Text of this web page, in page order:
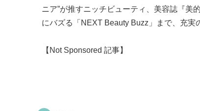
ニア”が推すニッチビューティ、美容誌『美
にバズる「NEXT Beauty Buzz」まで、充実
【Not Sponsored 記事】